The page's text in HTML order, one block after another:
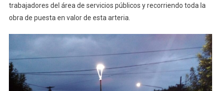
Mechita
trabajadores del área de servicios públicos y recorriendo toda la
obra de puesta en valor de esta arteria.